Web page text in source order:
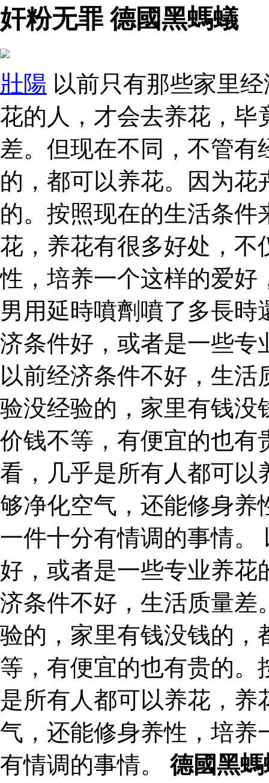
奸粉无罪 德國黑螞蟻
壯陽 以前只有那些家里
花的人，才会去养花，毕
差。但现在不同，不管
的，都可以养花。因为
的。按照现在的生活条
花，养花有很多好处，不
性，培养一个这样的爱好
男用延時噴劑噴了多長
济条件好，或者是一些专
以前经济条件不好，生
验没经验的，家里有钱没
价钱不等，有便宜的也有
看，几乎是所有人都可以
够净化空气，还能修身养
一件十分有情调的事情。
好，或者是一些专业养花
济条件不好，生活质量差
验的，家里有钱没钱的，
等，有便宜的也有贵的。
是所有人都可以养花，
气，还能修身养性，培养
有情调的事情。德國黑螞